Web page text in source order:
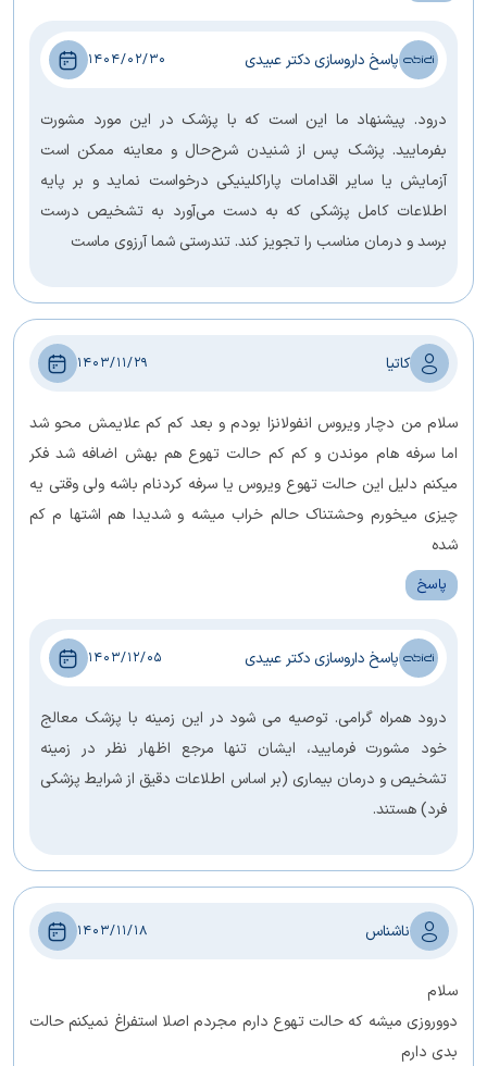
پاسخ داروسازی دکتر عبیدی 1404/02/30
درود. پیشنهاد ما این است که با پزشک در این مورد مشورت
بفرمایید. پزشک پس از شنیدن شرح‌حال و معاینه ممکن است
آزمایش یا سایر اقدامات پاراکلینیکی درخواست نماید و بر پایه
اطلاعات کامل پزشکی که به دست می‌آورد به تشخیص درست
برسد و درمان مناسب را تجویز کند. تندرستی شما آرزوی ماست
کاتیا 1403/11/29
سلام من دچار ویروس انفولانزا بودم و بعد کم کم علایمش محو شد
اما سرفه هام موندن و کم کم حالت تهوع هم بهش اضافه شد فکر
میکنم دلیل این حالت تهوع ویروس یا سرفه کردنام باشه ولی وقتی یه
چیزی میخورم وحشتناک حالم خراب میشه و شدیدا هم اشتها م کم
شده
پاسخ
پاسخ داروسازی دکتر عبیدی 1403/12/05
درود همراه گرامی. توصیه می شود در این زمینه با پزشک معالج
خود مشورت فرمایید، ایشان تنها مرجع اظهار نظر در زمینه
تشخیص و درمان بیماری (بر اساس اطلاعات دقیق از شرایط پزشکی
فرد) هستند.
ناشناس 1403/11/18
سلام
دووروزی میشه که حالت تهوع دارم مجردم اصلا استفراغ نمیکنم حالت
بدی دارم